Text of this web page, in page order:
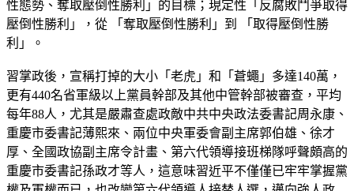
性態勢、奪取壓倒性勝利」的目標；現定性「反腐敗鬥爭取得
壓倒性勝利」，從 「奪取壓倒性勝利」到 「取得壓倒性勝
利」。
習掌政後，宣稱打掉的大小「老虎」和「蒼蠅」多達140萬，
更有440名省軍級以上黨員幹部及其他中管幹部被審查，平均
每年88人，尤其是嚴肅查處政敵中共中央政法委書記周永康、
重慶市委書記薄熙來、兩位中央軍委會副主席郭伯雄、徐才
厚、全國政協副主席令計畫、第六代領導接班梯隊呼聲頗高的
重慶市委書記孫政才等人，這意味習近平不僅僅已牢牢掌握黨